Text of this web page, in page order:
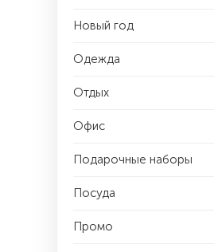
Новый год
Одежда
Отдых
Офис
Подарочные наборы
Посуда
Промо